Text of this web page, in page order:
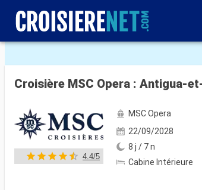
Voir les 77 autres photos
Croisière MSC Opera : Antigua-
4.4/5
MSC Opera
22/09/2028
8 j / 7 n
Cabine Intérieure